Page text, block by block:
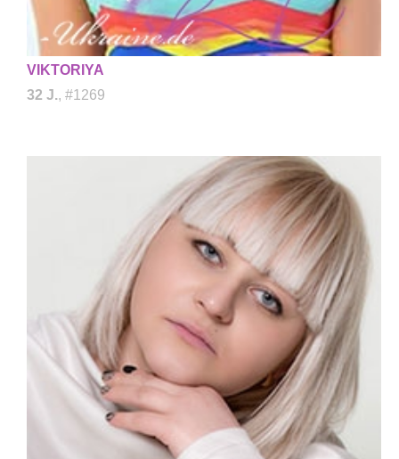
VIKTORIYA
32 J., #1269